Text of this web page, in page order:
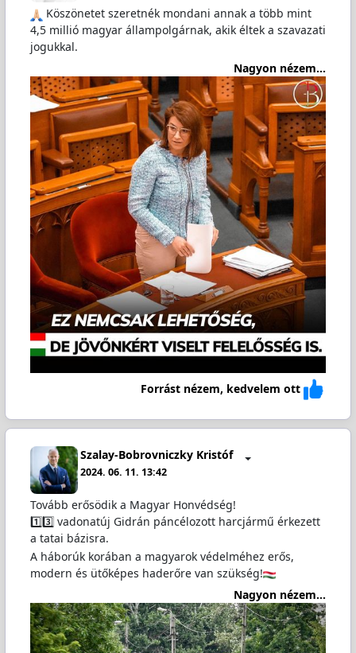
Köszönetet szeretnék mondani annak a több mint
4,5 millió magyar állampolgárnak, akik éltek a szavazati
jogukkal.
Nagyon nézem...
Forrást nézem, kedvelem ott
Szalay-Bobrovniczky Kristóf
2024. 06. 11. 13:42
Tovább erősödik a Magyar Honvédség!
1️⃣3️⃣ vadonatúj Gidrán páncélozott harcjármű érkezett
a tatai bázisra.
A háborúk korában a magyarok védelméhez erős,
modern és ütőképes haderőre van szükség!
Nagyon nézem...